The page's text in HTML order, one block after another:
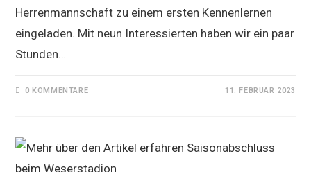
Herrenmannschaft zu einem ersten Kennenlernen
eingeladen. Mit neun Interessierten haben wir ein paar
Stunden…
0 KOMMENTARE 11. FEBRUAR 2023